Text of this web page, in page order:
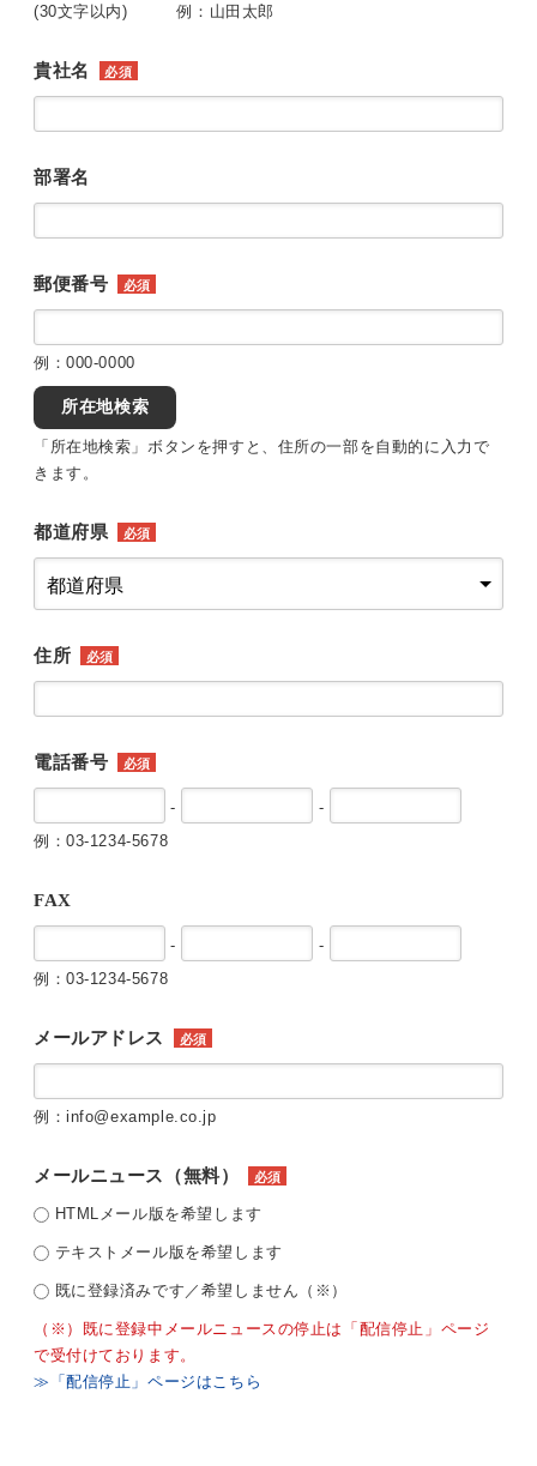
(30文字以内) 例：山田太郎
貴社名 必須
部署名
郵便番号 必須
例：000-0000
所在地検索
「所在地検索」ボタンを押すと、住所の一部を自動的に入力で
きます。
都道府県 必須
住所 必須
電話番号 必須
-
-
例：03-1234-5678
FAX
-
-
例：03-1234-5678
メールアドレス 必須
例：info@example.co.jp
メールニュース（無料） 必須
HTMLメール版を希望します
テキストメール版を希望します
既に登録済みです／希望しません（※）
（※）既に登録中メールニュースの停止は「配信停止」ページ
で受付けております。
≫「配信停止」ページはこちら